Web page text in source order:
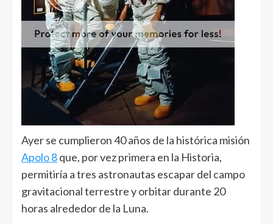
Ayer se cumplieron 40 años de la histórica misión
Apolo 8que, por vez primera en la Historia,
permitiría a tres astronautas escapar del campo
gravitacional terrestre y orbitar durante 20
horas alrededor de la Luna.